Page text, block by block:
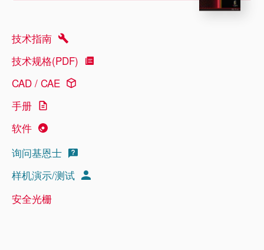
技术指南
技术规格(PDF)
CAD / CAE
手册
软件
询问基恩士
样机演示/测试
安全光栅